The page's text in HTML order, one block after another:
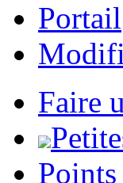
Portail
Faire
Points